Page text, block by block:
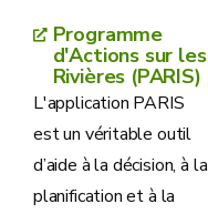
Programme
d'Actions sur les
Rivières (PARIS)
L'application PARIS
est un véritable outil
d’aide à la décision, à la
planification et à la